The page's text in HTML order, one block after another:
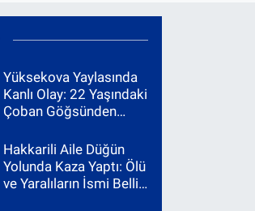
Yüksekova Yaylasında
Kanlı Olay: 22 Yaşındaki
Çoban Göğsünden
Hakkarili Aile Düğün
Yolunda Kaza Yaptı: Ölü
ve Yaralıların İsmi Belli